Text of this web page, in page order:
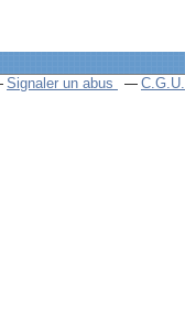
Signaler un abus C.G.U.